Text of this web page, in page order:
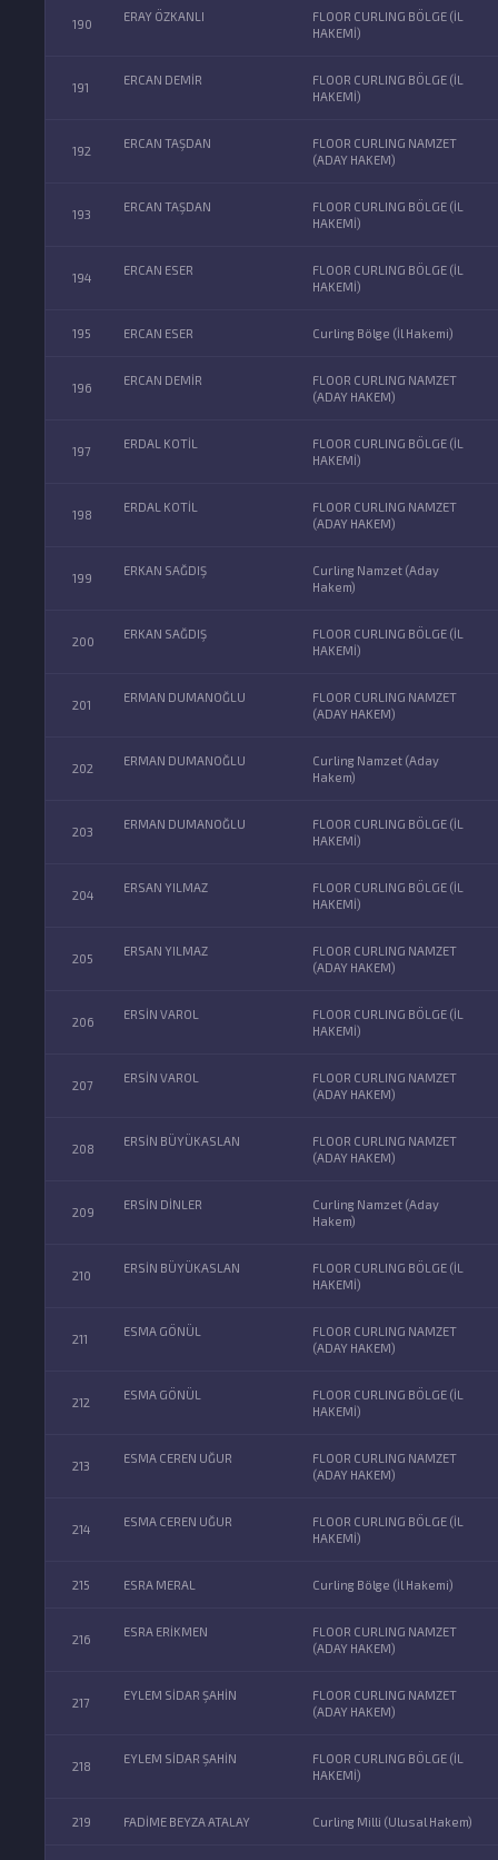
190
ERAY ÖZKANLI
FLOOR CURLING BÖLGE (İL
HAKEMİ)
191
ERCAN DEMİR
FLOOR CURLING BÖLGE (İL
HAKEMİ)
192
ERCAN TAŞDAN
FLOOR CURLING NAMZET
(ADAY HAKEM)
193
ERCAN TAŞDAN
FLOOR CURLING BÖLGE (İL
HAKEMİ)
194
ERCAN ESER
FLOOR CURLING BÖLGE (İL
HAKEMİ)
195 ERCAN ESER Curling Bölge (İl Hakemi)
196
ERCAN DEMİR
FLOOR CURLING NAMZET
(ADAY HAKEM)
197
ERDAL KOTİL
FLOOR CURLING BÖLGE (İL
HAKEMİ)
198
ERDAL KOTİL
FLOOR CURLING NAMZET
(ADAY HAKEM)
199
ERKAN SAĞDIŞ
Curling Namzet (Aday
Hakem)
200
ERKAN SAĞDIŞ
FLOOR CURLING BÖLGE (İL
HAKEMİ)
201
ERMAN DUMANOĞLU
FLOOR CURLING NAMZET
(ADAY HAKEM)
202
ERMAN DUMANOĞLU
Curling Namzet (Aday
Hakem)
203
ERMAN DUMANOĞLU
FLOOR CURLING BÖLGE (İL
HAKEMİ)
204
ERSAN YILMAZ
FLOOR CURLING BÖLGE (İL
HAKEMİ)
205
ERSAN YILMAZ
FLOOR CURLING NAMZET
(ADAY HAKEM)
206
ERSİN VAROL
FLOOR CURLING BÖLGE (İL
HAKEMİ)
207
ERSİN VAROL
FLOOR CURLING NAMZET
(ADAY HAKEM)
208
ERSİN BÜYÜKASLAN
FLOOR CURLING NAMZET
(ADAY HAKEM)
209
ERSİN DİNLER
Curling Namzet (Aday
Hakem)
210
ERSİN BÜYÜKASLAN
FLOOR CURLING BÖLGE (İL
HAKEMİ)
211
ESMA GÖNÜL
FLOOR CURLING NAMZET
(ADAY HAKEM)
212
ESMA GÖNÜL
FLOOR CURLING BÖLGE (İL
HAKEMİ)
213
ESMA CEREN UĞUR
FLOOR CURLING NAMZET
(ADAY HAKEM)
214
ESMA CEREN UĞUR
FLOOR CURLING BÖLGE (İL
HAKEMİ)
215 ESRA MERAL Curling Bölge (İl Hakemi)
216
ESRA ERİKMEN
FLOOR CURLING NAMZET
(ADAY HAKEM)
217
EYLEM SİDAR ŞAHİN
FLOOR CURLING NAMZET
(ADAY HAKEM)
218
EYLEM SİDAR ŞAHİN
FLOOR CURLING BÖLGE (İL
HAKEMİ)
219 FADİME BEYZA ATALAY Curling Milli (Ulusal Hakem)